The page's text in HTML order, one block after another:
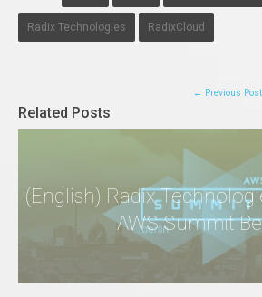
Radix Technologies RadixCloud
Related Posts
← Previous Post
(English) Radix
AWS Summit